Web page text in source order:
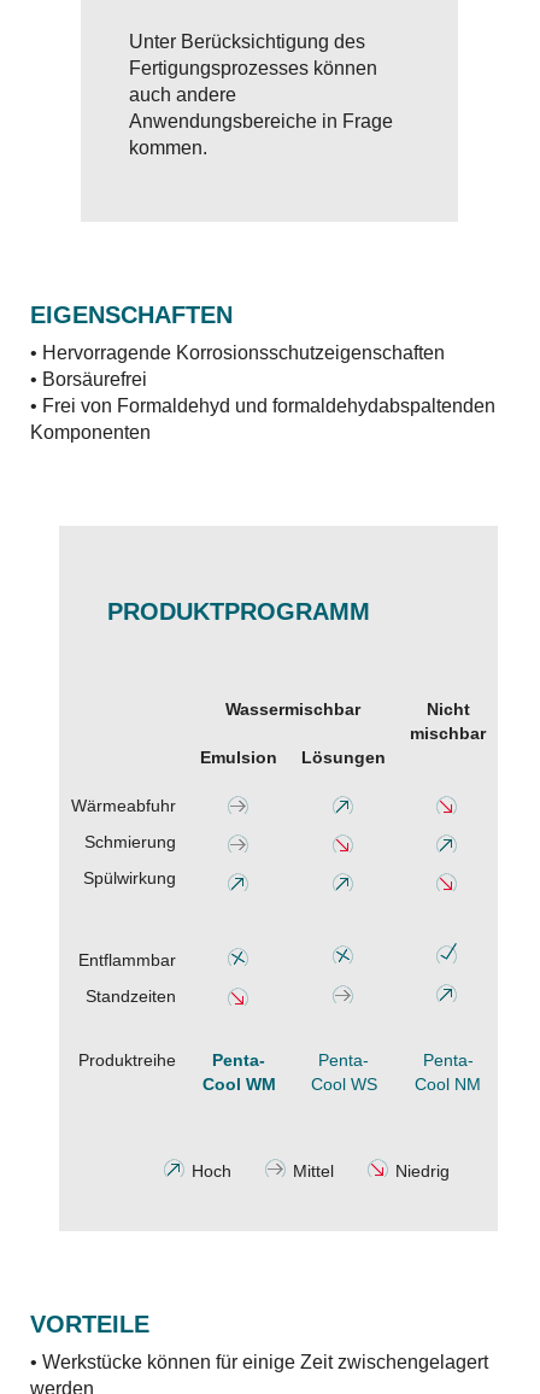
Unter Berücksichtigung des
Fertigungsprozesses können
auch andere
Anwendungsbereiche in Frage
kommen.
EIGENSCHAFTEN
• Hervorragende Korrosionsschutzeigenschaften
• Borsäurefrei
• Frei von Formaldehyd und formaldehydabspaltenden
Komponenten
PRODUKTPROGRAMM
Wassermischbar
Nicht
mischbar
Emulsion
Lösungen
Wärmeabfuhr
Schmierung
Spülwirkung
Entflammbar
Standzeiten
Produktreihe
Penta-
Cool WM
Penta-
Cool WS
Penta-
Cool NM
Hoch Mittel Niedrig
VORTEILE
• Werkstücke können für einige Zeit zwischengelagert
werden